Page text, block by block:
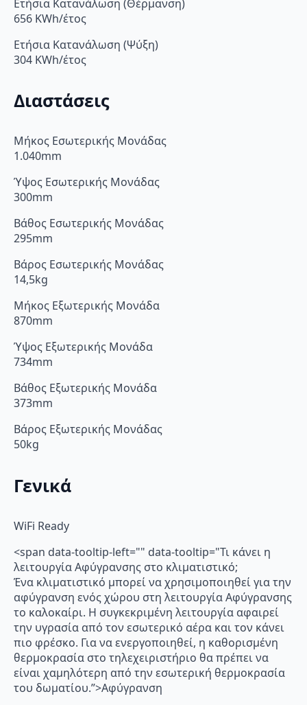
Ετήσια Κατανάλωση (Θέρμανση)
656 KWh/έτος
Ετήσια Κατανάλωση (Ψύξη)
304 KWh/έτος
Διαστάσεις
Μήκος Εσωτερικής Μονάδας
1.040mm
Ύψος Εσωτερικής Μονάδας
300mm
Βάθος Εσωτερικής Μονάδας
295mm
Βάρος Εσωτερικής Μονάδας
14,5kg
Μήκος Εξωτερικής Μονάδα
870mm
Ύψος Εξωτερικής Μονάδα
734mm
Βάθος Εξωτερικής Μονάδα
373mm
Βάρος Εξωτερικής Μονάδας
50kg
Γενικά
WiFi Ready
<span data-tooltip-left="" data-tooltip="Τι κάνει η
λειτουργία Αφύγρανσης στο κλιματιστικό;
Ένα κλιματιστικό μπορεί να χρησιμοποιηθεί για την
αφύγρανση ενός χώρου στη λειτουργία Αφύγρανσης
το καλοκαίρι. Η συγκεκριμένη λειτουργία αφαιρεί
την υγρασία από τον εσωτερικό αέρα και τον κάνει
πιο φρέσκο. Για να ενεργοποιηθεί, η καθορισμένη
θερμοκρασία στο τηλεχειριστήριο θα πρέπει να
είναι χαμηλότερη από την εσωτερική θερμοκρασία
του δωματίου.”>Αφύγρανση